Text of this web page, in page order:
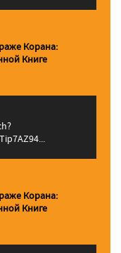
Корана:
Книге
Корана:
Книге